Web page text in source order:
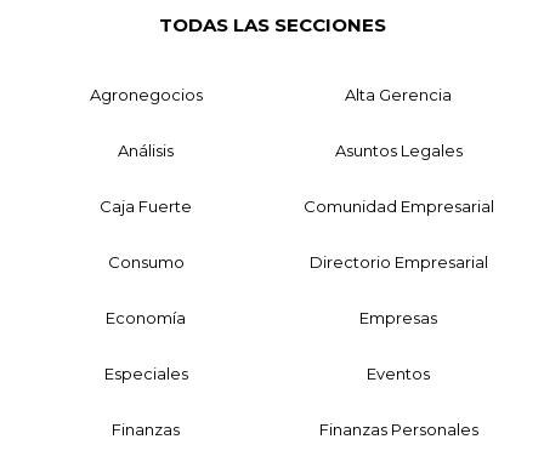
TODAS LAS SECCIONES
Agronegocios Alta Gerencia
Análisis Asuntos Legales
Caja Fuerte Comunidad Empresarial
Consumo Directorio Empresarial
Economía Empresas
Especiales Eventos
Finanzas Finanzas Personales